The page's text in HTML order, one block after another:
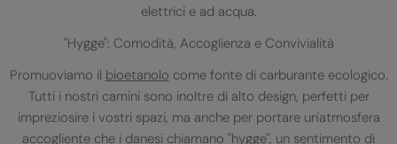
elettrici e ad acqua.
"Hygge": Comodità, Accoglienza e Convivialità
Promuoviamo il bioetanolo come fonte di carburante ecologico.
Tutti i nostri camini sono inoltre di alto design, perfetti per
impreziosire i vostri spazi, ma anche per portare un'atmosfera
accogliente che i danesi chiamano "hygge", un sentimento di